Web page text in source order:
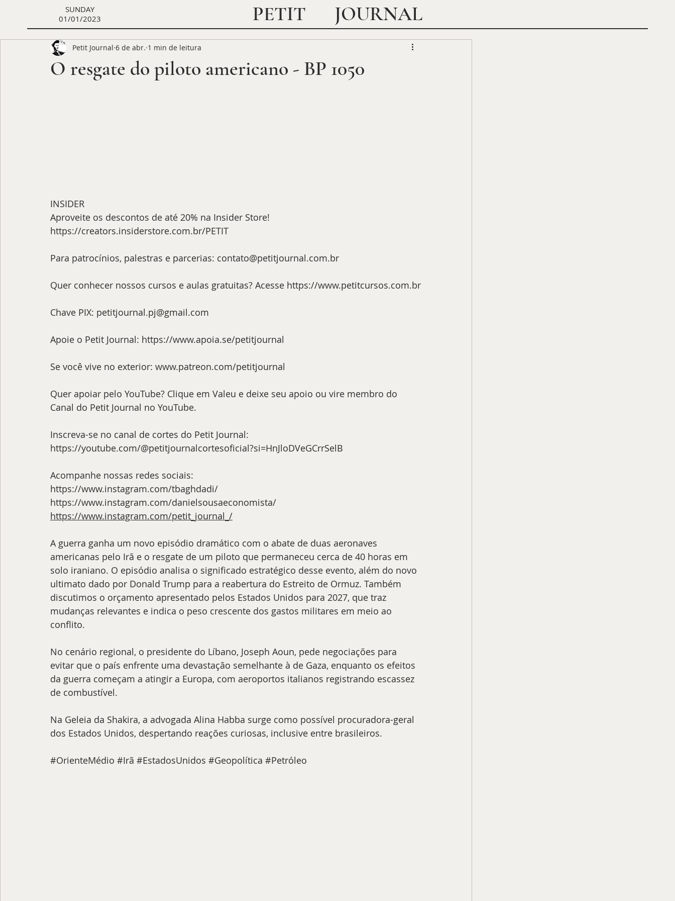
PETIT JOURNAL
SUNDAY
01/01/2023
O resgate do piloto americano - BP 1050
Petit Journal 6 de abr. 1 min de leitura
INSIDER
Aproveite os descontos de até 20% na Insider Store!
https://creators.insiderstore.com.br/PETIT
Para patrocínios, palestras e parcerias: contato@petitjournal.com.br
Quer conhecer nossos cursos e aulas gratuitas? Acesse https://www.petitcursos.com.br
Chave PIX: petitjournal.pj@gmail.com
Apoie o Petit Journal: https://www.apoia.se/petitjournal
Se você vive no exterior: www.patreon.com/petitjournal
Quer apoiar pelo YouTube? Clique em Valeu e deixe seu apoio ou vire membro do
Canal do Petit Journal no YouTube.
Inscreva-se no canal de cortes do Petit Journal:
https://youtube.com/@petitjournalcortesoficial?si=HnJloDVeGCrrSelB
Acompanhe nossas redes sociais:
https://www.instagram.com/tbaghdadi/
https://www.instagram.com/danielsousaeconomista/
https://www.instagram.com/petit_journal_/
A guerra ganha um novo episódio dramático com o abate de duas aeronaves
americanas pelo Irã e o resgate de um piloto que permaneceu cerca de 40 horas em
solo iraniano. O episódio analisa o significado estratégico desse evento, além do novo
ultimato dado por Donald Trump para a reabertura do Estreito de Ormuz. Também
discutimos o orçamento apresentado pelos Estados Unidos para 2027, que traz
mudanças relevantes e indica o peso crescente dos gastos militares em meio ao
conflito.
No cenário regional, o presidente do Líbano, Joseph Aoun, pede negociações para
evitar que o país enfrente uma devastação semelhante à de Gaza, enquanto os efeitos
da guerra começam a atingir a Europa, com aeroportos italianos registrando escassez
de combustível.
Na Geleia da Shakira, a advogada Alina Habba surge como possível procuradora-geral
dos Estados Unidos, despertando reações curiosas, inclusive entre brasileiros.
#OrienteMédio #Irã #EstadosUnidos #Geopolítica #Petróleo